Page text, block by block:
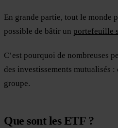
En grande partie, tout le monde
possible de bâtir un portefeuille
C’est pourquoi de nombreuses
des investissements mutualisés
groupe.
Que sont les ETF ?